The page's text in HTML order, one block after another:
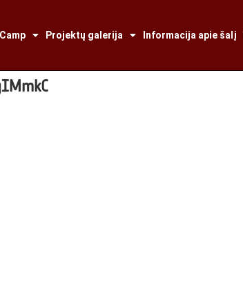
Projektų galerija Informacija apie šalį